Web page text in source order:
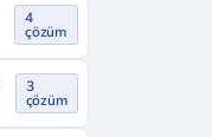
4
çözüm
3
çözüm